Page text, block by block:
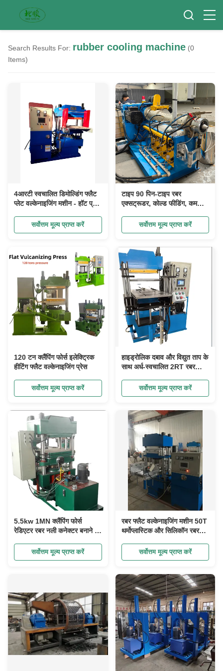
Search Results For: rubber cooling machine (0
Items)
4आरटी स्वचालित डिमोल्डिंग फ्लैट
प्लेट वल्केनाइजिंग मशीन - हॉट प्रेस
से हीटिंग - विद्युत नियंत्रण बॉक्स
द्वारा नियंत्रित तापमान - अनुकूलन
सर्वोत्तम मूल्य प्राप्त करें
टाइप 90 पिन-टाइप रबर
एक्सट्रूडर, कोल्ड फीडिंग, कम
बाद सेवा।सर्वोत्तम मूल्य प्राप्त करें
120 टन क्लैंपिंग फोर्स इलेक्ट्रिक
हीटिंग फ्लैट वल्केनाइजिंग प्रेस
सर्वोत्तम मूल्य प्राप्त करें
हाइड्रोलिक दबाव और विद्युत ताप के
साथ अर्ध-स्वचालित 2RT रबर
सर्वोत्तम मूल्य प्राप्त करें
5.5kw 1MN क्लैंपिंग फोर्स
रेडिएटर रबर नली कनेक्टर बनाने की
सर्वोत्तम मूल्य प्राप्त करें
रबर फ्लैट वल्केनाइजिंग मशीन 50T
थर्मोप्लास्टिक और सिलिकॉन रबर
सर्वोत्तम मूल्य प्राप्त करें